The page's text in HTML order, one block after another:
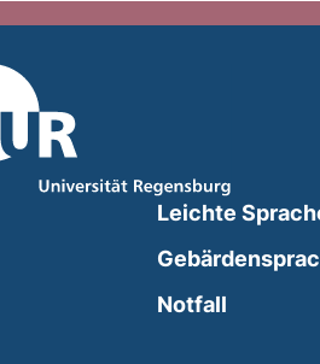
opens in a new window)
Leichte
Notfall